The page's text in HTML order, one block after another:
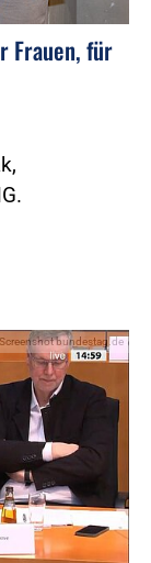
Frauen, für
bundestag.de